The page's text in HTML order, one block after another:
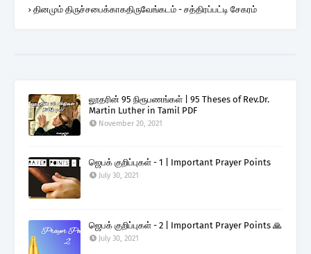
தினமும் திருச்சபைக்காகதிருவேங்கடம் - சத்திரப்பட்டி சேகரம்
லூதரின் 95 நிரூபணங்கள் | 95 Theses of Rev.Dr.
Martin Luther in Tamil PDF
November 20, 2021
ஜெபக் குறிப்புகள் - 1 | Important Prayer Points
July 30, 2021
ஜெபக் குறிப்புகள் - 2 | Important Prayer Points 🙏
July 30, 2021